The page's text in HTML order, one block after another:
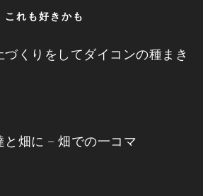
これも好きかも
くりをしてダイコンの種まき
畑に – 畑での一コマ